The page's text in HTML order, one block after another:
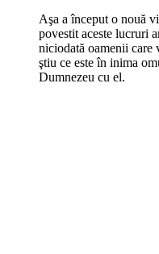
Aşa a început o nouă
povestit aceste lucruri
niciodată oamenii care
ştiu ce este în inima
Dumnezeu cu el.